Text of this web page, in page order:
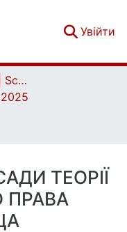
Увійти
Наукова періодика | Scientific periodicals
2025
ТЕОРІЇ
ПРАВА